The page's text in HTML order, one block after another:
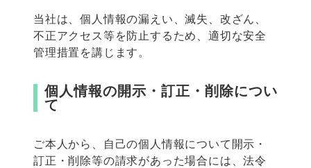
当社は、個人情報の漏えい、滅失、改ざん、
不正アクセス等を防止するため、適切な安全
管理措置を講じます。
個人情報の開示・訂正・削除につい
て
ご本人から、自己の個人情報について開示・
訂正・削除等の請求があった場合には、法令